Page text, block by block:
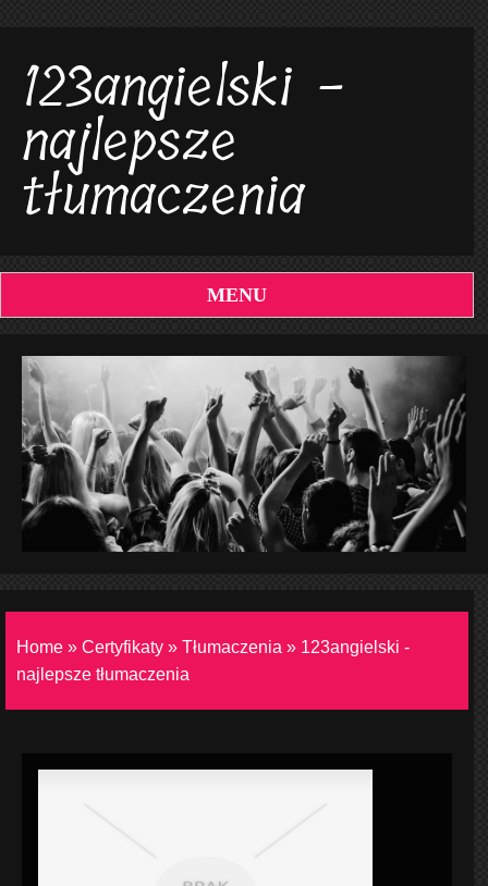
123angielski -
najlepsze
tłumaczenia
MENU
Home » Certyfikaty » Tłumaczenia » 123angielski -
najlepsze tłumaczenia